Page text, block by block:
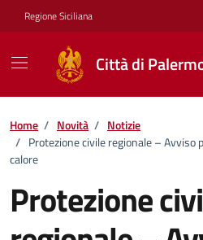
Vai ai contenuti
Vai al footer
Regione Siciliana
Città di
Home / Novità / Notizie
/ Protezione civile regionale – Avviso
calore
Protezione